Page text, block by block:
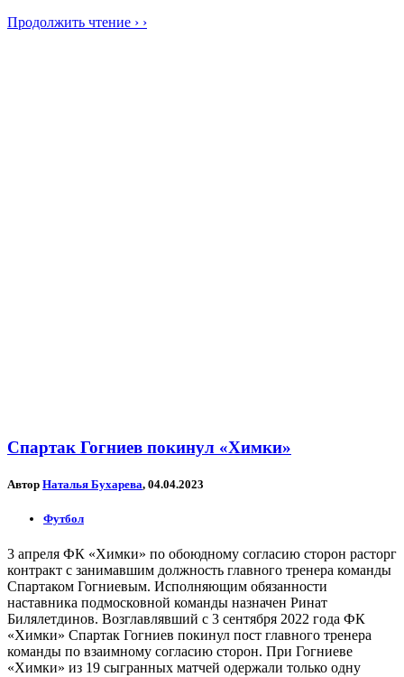
Продолжить чтение › ›
Спартак Гогниев покинул «Химки»
Автор Наталья Бухарева, 04.04.2023
Футбол
3 апреля ФК «Химки» по обоюдному согласию сторон расторг
контракт с занимавшим должность главного тренера команды
Спартаком Гогниевым. Исполняющим обязанности
наставника подмосковной команды назначен Ринат
Билялетдинов. Возглавлявший с 3 сентября 2022 года ФК
«Химки» Спартак Гогниев покинул пост главного тренера
команды по взаимному согласию сторон. При Гогниеве
«Химки» из 19 сыгранных матчей одержали только одну